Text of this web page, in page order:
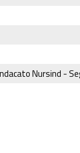
Nursind -